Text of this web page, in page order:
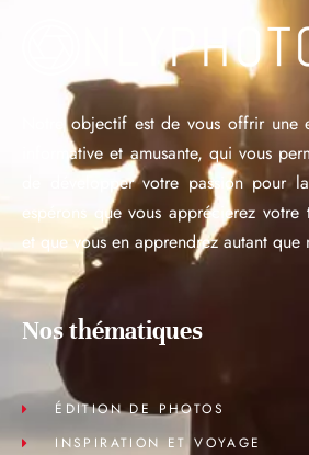
Notre objectif est de vous offrir une
informative et amusante, qui vous
de développer votre passion pour
espérons que vous apprécierez votre
et que vous en apprendrez autant que
Nos thématiques
ÉDITION DE PHOTOS
INSPIRATION ET VOYAGE